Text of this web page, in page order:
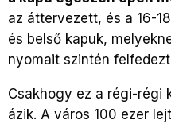
az áttervezett, és a 16-
és belső kapuk,
nyomait szintén
Csakhogy ez a régi-régi
ázik. A város 100 ezer